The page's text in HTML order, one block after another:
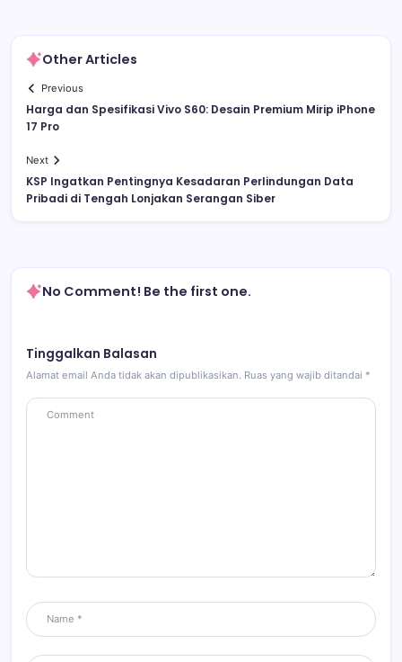
Other Articles
Previous
Harga dan Spesifikasi Vivo S60: Desain Premium Mirip iPhone
17 Pro
Next
KSP Ingatkan Pentingnya Kesadaran Perlindungan Data
Pribadi di Tengah Lonjakan Serangan Siber
No Comment! Be the first one.
Tinggalkan Balasan
Alamat email Anda tidak akan dipublikasikan. Ruas yang wajib ditandai *